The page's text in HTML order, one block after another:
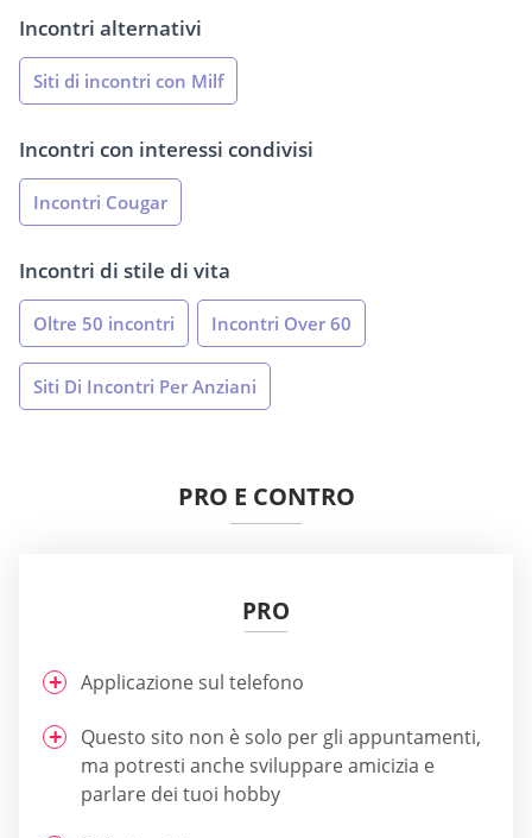
Incontri alternativi
Siti di incontri con Milf
Incontri con interessi condivisi
Incontri Cougar
Incontri di stile di vita
Oltre 50 incontri Incontri Over 60
Siti Di Incontri Per Anziani
PRO E CONTRO
PRO
Applicazione sul telefono
Questo sito non è solo per gli appuntamenti,
ma potresti anche sviluppare amicizia e
parlare dei tuoi hobby